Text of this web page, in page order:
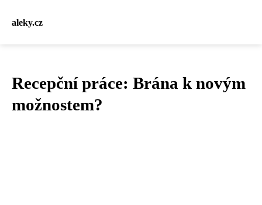
aleky.cz
Recepční práce: Brána k novým
možnostem?